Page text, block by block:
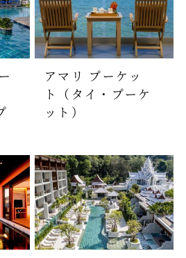
アマリ プーケッ
ト（タイ・プーケ
ット）